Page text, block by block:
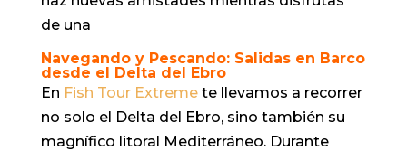
de una
Navegando y Pescando: Salidas en Barco
desde el Delta del Ebro
En Fish Tour Extremete llevamos a recorrer
no solo el Delta del Ebro, sino también su
magnífico litoral Mediterráneo. Durante